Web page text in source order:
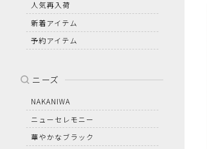
人気再入荷
新着アイテム
予約アイテム
ニーズ
NAKANIWA
ニューセレモニー
華やかなブラック